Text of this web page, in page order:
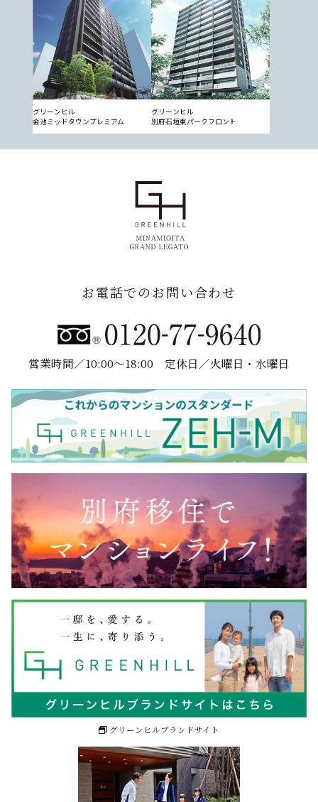
グリーンヒル
金池ミッドタウンプレミアム
グリーンヒル
別府石垣東パークフロント
お電話でのお問い合わせ
営業時間／10:00～18:00 定休日／火曜日・水曜日
グリーンヒルブランドサイト